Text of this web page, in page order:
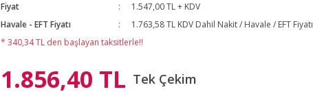
Fiyat
1.547,00 TL + KDV
Havale - EFT Fiyatı
1.763,58 TL KDV Dahil Nakit / Havale / EFT Fiyatı
* 340,34 TL den başlayan taksitlerle!!
1.856,40 TL Tek Çekim